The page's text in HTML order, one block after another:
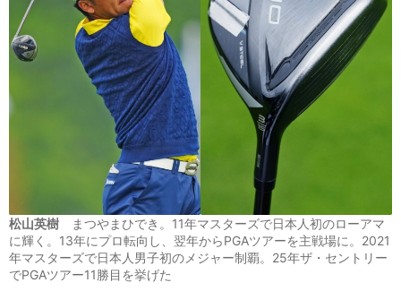
松山英樹 まつやまひでき。11年マスターズで日本人初のローアマ
に輝く。13年にプロ転向し、翌年からPGAツアーを主戦場に。2021
年マスターズで日本人男子初のメジャー制覇。25年ザ・セントリー
でPGAツアー11勝目を挙げた